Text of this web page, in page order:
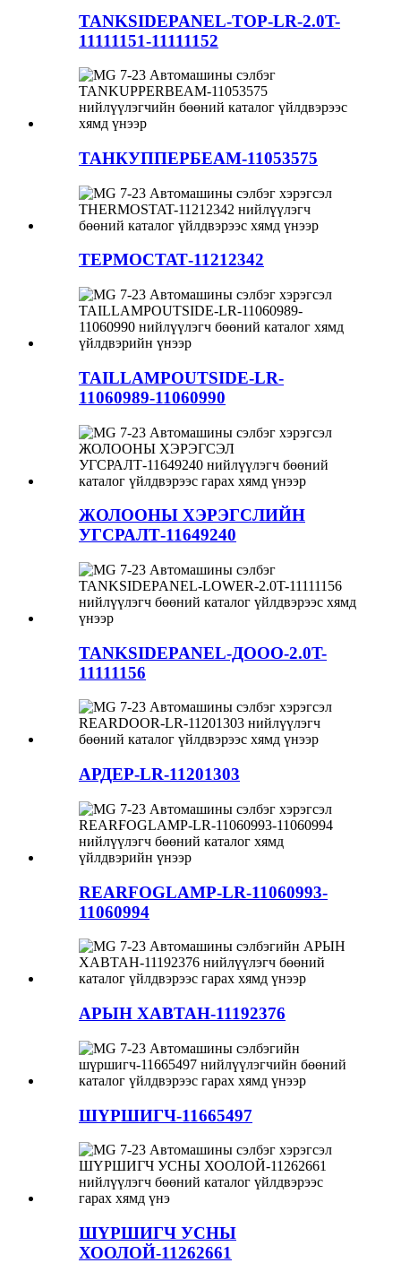
TANKSIDEPANEL-TOP-LR-2.0T-
11111151-11111152
ТАНКУППЕРБЕАМ-11053575
ТЕРМОСТАТ-11212342
TAILLAMPOUTSIDE-LR-
11060989-11060990
ЖОЛООНЫ ХЭРЭГСЛИЙН
УГСРАЛТ-11649240
TANKSIDEPANEL-ДООО-2.0T-
11111156
АРДЕР-LR-11201303
REARFOGLAMP-LR-11060993-
11060994
АРЫН ХАВТАН-11192376
ШҮРШИГЧ-11665497
ШҮРШИГЧ УСНЫ
ХООЛОЙ-11262661